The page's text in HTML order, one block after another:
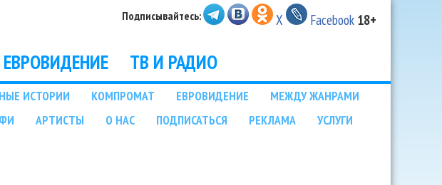
Подписывайтесь: X Facebook 18+
ЕВРОВИДЕНИЕ ТВ И РАДИО
ИСТОРИИ КОМПРОМАТ ЕВРОВИДЕНИЕ
МЕЖДУ ЖАНРАМИ
АРТИСТЫ О НАС ПОДПИСАТЬСЯ РЕКЛАМА
УСЛУГИ